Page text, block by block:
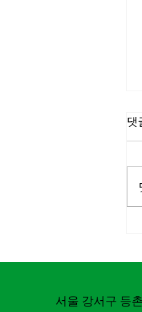
댓
서울 강서구 등